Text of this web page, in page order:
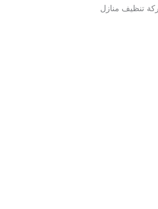
تنظيف منازل